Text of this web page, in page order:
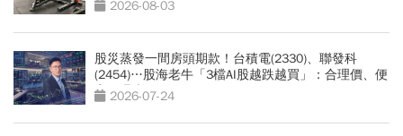
2026-08-03
股災蒸發一間房頭期款！台積電(2330)、聯發科
(2454)…股海老牛「3檔AI股越跌越買」：合理價、便
宜價曝光
2026-07-24